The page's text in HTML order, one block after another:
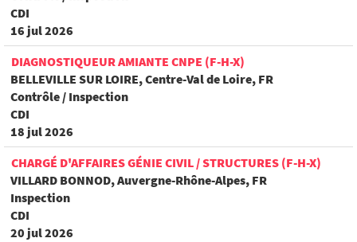
CDI
16 jul 2026
DIAGNOSTIQUEUR AMIANTE CNPE (F-H-X)
BELLEVILLE SUR LOIRE, Centre-Val de Loire, FR
Contrôle / Inspection
CDI
18 jul 2026
CHARGÉ D'AFFAIRES GÉNIE CIVIL / STRUCTURES (F-H-X)
VILLARD BONNOD, Auvergne-Rhône-Alpes, FR
Inspection
CDI
20 jul 2026